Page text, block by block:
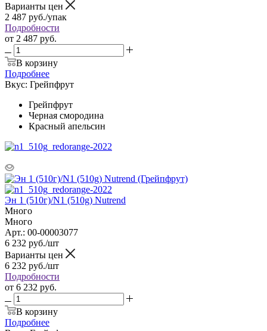
Варианты цен
2 487 руб./упак
Подробности
от 2 487 руб.
В корзину
Подробнее
Вкус: Грейпфрут
Грейпфрут
Черная смородина
Красный апельсин
Эн 1 (510г)/N1 (510g) Nutrend
Много
Много
Арт.: 00-00003077
6 232 руб./шт
Варианты цен
6 232 руб./шт
Подробности
от 6 232 руб.
В корзину
Подробнее